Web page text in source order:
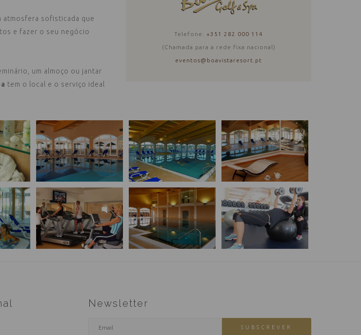
Telefone: +351 282 000 114
(Chamada para a rede fixa nacional)
eventos@boavistaresort.pt
atmosfera sofisticada que
e fazer o seu negócio
um almoço ou jantar
tem o local e o serviço ideal
Newsletter
SUBSCREVER